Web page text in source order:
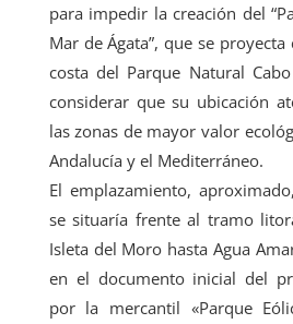
para impedir la creación del
Mar de Ágata”, que se
costa del Parque Natural
considerar que su ubicación
las zonas de mayor valor
Andalucía y el Mediterráneo.
El emplazamiento,
se situaría frente al tramo
Isleta del Moro hasta Agua
en el documento inicial del
por la mercantil «Parque